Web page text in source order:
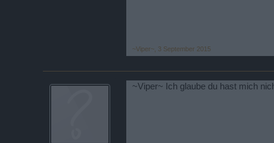
~Viper~ 3 September 2015
~Viper~ Ich glaube du hast mich